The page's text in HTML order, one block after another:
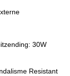
30W
Resistant